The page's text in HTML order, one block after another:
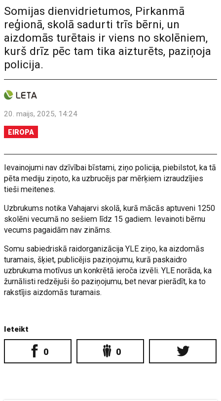
Somijas dienvidrietumos, Pirkanmā
reģionā, skolā sadurti trīs bērni, un
aizdomās turētais ir viens no skolēniem,
kurš drīz pēc tam tika aizturēts, paziņoja
policija.
20. maijs, 2025, 14:24
EIROPA
Ievainojumi nav dzīvībai bīstami, ziņo policija, piebilstot, ka tā
pēta mediju ziņoto, ka uzbrucējs par mērķiem izraudzījies
tieši meitenes.
Uzbrukums notika Vahajarvi skolā, kurā mācās aptuveni 1250
skolēni vecumā no sešiem līdz 15 gadiem. Ievainoti bērnu
vecums pagaidām nav zināms.
Somu sabiedriskā raidorganizācija YLE ziņo, ka aizdomās
turamais, šķiet, publicējis paziņojumu, kurā paskaidro
uzbrukuma motīvus un konkrētā ieroča izvēli. YLE norāda, ka
žurnālisti redzējuši šo paziņojumu, bet nevar pierādīt, ka to
rakstījis aizdomās turamais.
Ieteikt
0 0